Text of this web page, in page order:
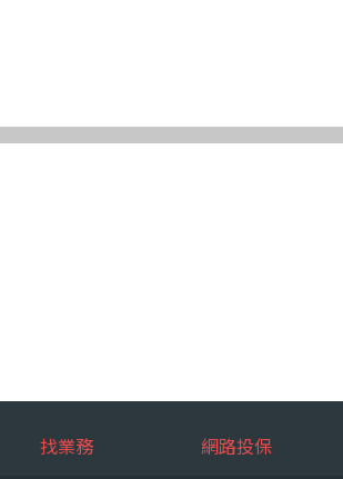
提供個人資料，惟如不提供或提供不完整時，
找業務 網路投保